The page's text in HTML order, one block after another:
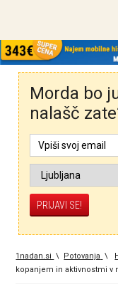
Morda bo
nalašč
1nadan.si \ Potovanja \
kopanjem in aktivnostmi v